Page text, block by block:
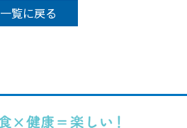
一覧に戻る